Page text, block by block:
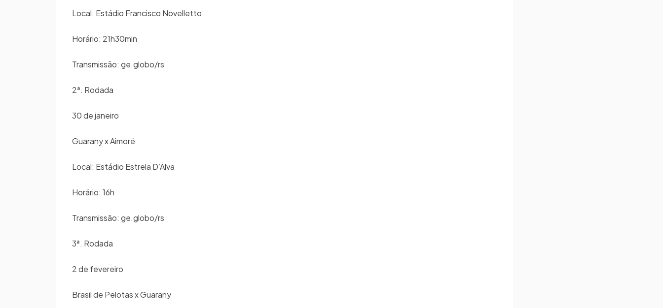
Local: Estádio Francisco Novelletto
Horário: 21h30min
Transmissão: ge.globo/rs
2ª. Rodada
30 de janeiro
Guarany x Aimoré
Local: Estádio Estrela D’Alva
Horário: 16h
Transmissão: ge.globo/rs
3ª. Rodada
2 de fevereiro
Brasil de Pelotas x Guarany